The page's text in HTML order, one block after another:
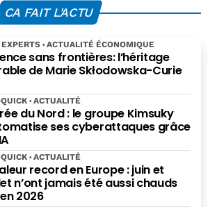
CA FAIT L'ACTU
sans frontières: l’héritage
de Marie Skłodowska-Curie
EXPERTS ACTUALITÉ ÉCONOMIQUE
du Nord : le groupe Kimsuky
ses cyberattaques grâce
ACTUALITÉ
record en Europe : juin et
chauds
2026
ACTUALITÉ